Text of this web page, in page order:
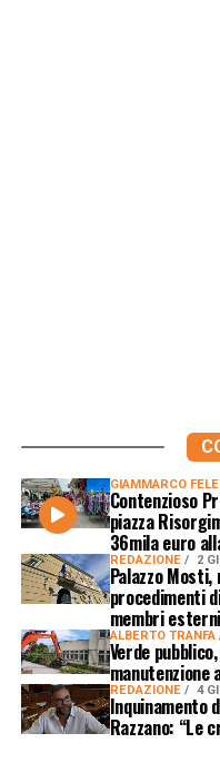
GIAMMARCO
Contenzioso
piazza
36mila euro
REDAZIONE 2
Palazzo
procedimenti
membri
ALBERTO TRANFA
Verde
manutenzione
REDAZIONE 4
Inquinamento
Razzano: “Le